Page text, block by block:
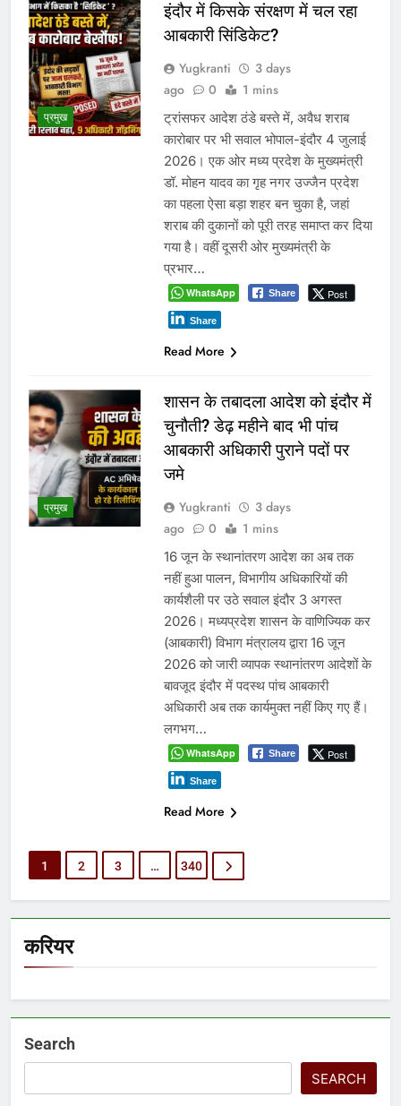
करियर
1 2 3 340
SEARCH
नवनियुक्त भाजयुमो जिला अध्यक्ष का वरिष्ठ नेतृत्व के सान्निध्य और हजारों
युवाओं के समक्ष पदभार ग्रहण समारोह कल
मंत्री विजयवर्गीय ने भाजपा प्रदेश कार्यालय में कार्यकर्ताओं की सुनी
बच्चों की सुरक्षा पर सरकार श्वेत पत्र जारी करे: जीतू पटवारी
ग्वालियर जलभराव: अफसरों के दौरे और निर्देशों से नहीं, नालों/जल
निकासी पर कब्जे हटाने से निकलेगा समाधान!
दतिया में दो माह तक खाली रहा जिला आबकारी अधिकारी का पद! चुनाव के
दौरान पड़ोसी जिले के भरोसे चला सिस्टम, बारोड़ पर कार्रवाई की मांग
Recent Comments
No comments to show.
Archives
June 2026
May 2026
April 2026